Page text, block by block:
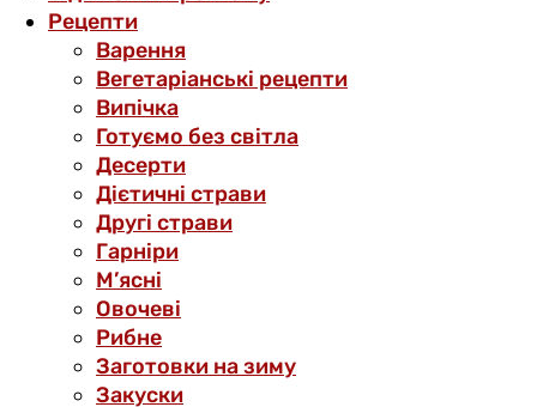
Рецепти
Варення
Вегетаріанські рецепти
Випічка
Готуємо без світла
Десерти
Дієтичні страви
Другі страви
Гарніри
М’ясні
Овочеві
Рибне
Заготовки на зиму
Закуски